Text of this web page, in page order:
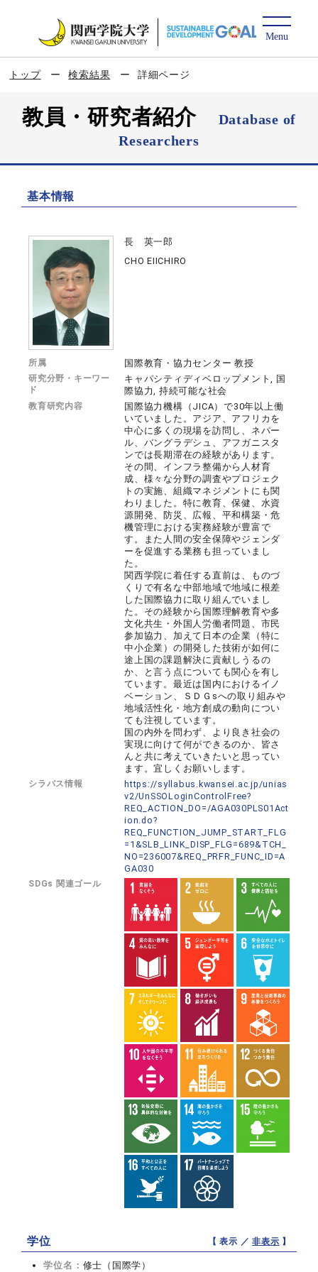
トップ 検索結果 詳細ページ
教員・研究者紹介
Database of
Researchers
基本情報
長 英一郎
CHO EIICHIRO
所属 国際教育・協力センター 教授
研究分野・キーワー
ド
キャパシティディベロップメント, 国
際協力, 持続可能な社会
教育研究内容
国際協力機構（JICA）で30年以上働
いていました。アジア、アフリカを
中心に多くの現場を訪問し、ネパー
ル、バングラデシュ、アフガニスタ
ンでは長期滞在の経験があります。
その間、インフラ整備から人材育
成、様々な分野の調査やプロジェク
トの実施、組織マネジメントにも関
わりました。特に教育、保健、水資
源開発、防災、広報、平和構築・危
機管理における実務経験が豊富で
す。また人間の安全保障やジェンダ
ーを促進する業務も担っていまし
た。
関西学院に着任する直前は、ものづ
くりで有名な中部地域で地域に根差
した国際協力に取り組んでいまし
た。その経験から国際理解教育や多
文化共生・外国人労働者問題、市民
参加協力、加えて日本の企業（特に
中小企業）の開発した技術が如何に
途上国の課題解決に貢献しうるの
か、と言う点についても関心を有し
ています。最近は国内におけるイノ
ベーション、ＳＤＧsへの取り組みや
地域活性化・地方創成の動向につい
ても注視しています。
国の内外を問わず、より良き社会の
実現に向けて何ができるのか、皆さ
んと共に考えていきたいと思ってい
ます。宜しくお願いします。
シラバス情報
https://syllabus.kwansei.ac.jp/unias
v2/UnSSOLoginControlFree?
REQ_ACTION_DO=/AGA030PLS01Act
ion.do?
REQ_FUNCTION_JUMP_START_FLG
=1&SLB_LINK_DISP_FLG=689&TCH_
NO=236007&REQ_PRFR_FUNC_ID=A
GA030
SDGs 関連ゴール
学位 【 表示 ／非表示 】
学位名： 修士（国際学）